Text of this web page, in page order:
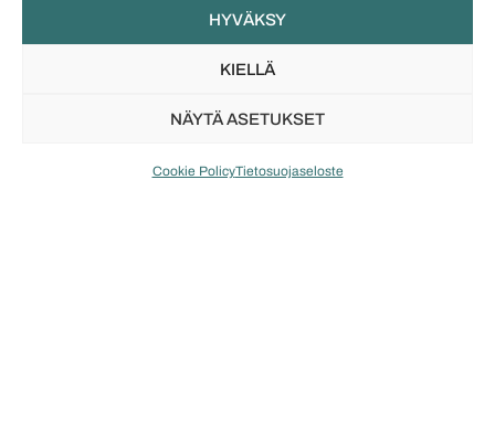
HYVÄKSY
KIELLÄ
NÄYTÄ ASETUKSET
Cookie PolicyTietosuojaseloste
Saatat pitää myös näistä